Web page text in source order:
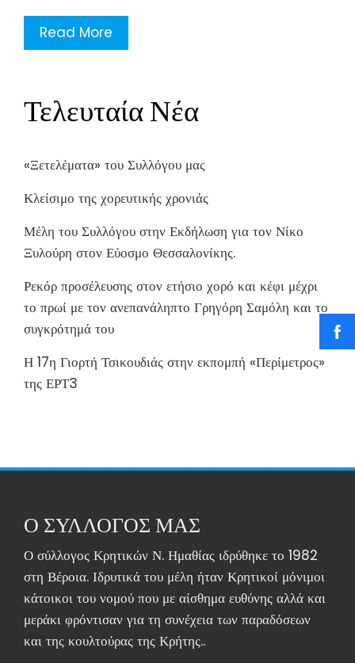
Read More
Τελευταία Νέα
«Ξετελέματα» του Συλλόγου μας
Κλείσιμο της χορευτικής χρονιάς
Μέλη του Συλλόγου στην Εκδήλωση για τον Νίκο
Ξυλούρη στον Εύοσμο Θεσσαλονίκης.
Ρεκόρ προσέλευσης στον ετήσιο χορό και κέφι μέχρι
το πρωί με τον ανεπανάληπτο Γρηγόρη Σαμόλη και το
συγκρότημά του
Η 17η Γιορτή Τσικουδιάς στην εκπομπή «Περίμετρος»
της ΕΡΤ3
Ο ΣΥΛΛΟΓΟΣ ΜΑΣ
Ο σύλλογος Κρητικών Ν. Ημαθίας ιδρύθηκε το 1982
στη Βέροια. Ιδρυτικά του μέλη ήταν Κρητικοί μόνιμοι
κάτοικοι του νομού που με αίσθημα ευθύνης αλλά και
μεράκι φρόντισαν για τη συνέχεια των παραδόσεων
και της κουλτούρας της Κρήτης..